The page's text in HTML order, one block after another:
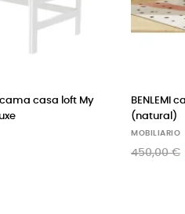
loft My
BENLEMI cama
(natural)
MOBILIARIO
450,00 € -5%